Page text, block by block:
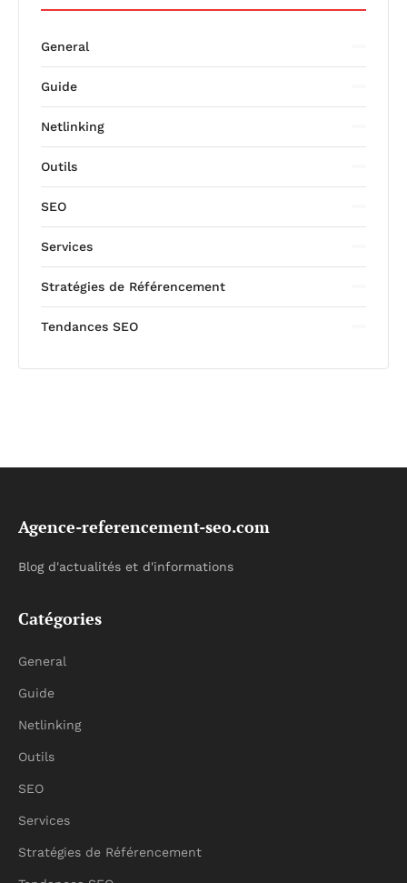
General
Guide
Netlinking
Outils
SEO
Services
Stratégies de Référencement
Tendances SEO
Agence-referencement-seo.com
Blog d'actualités et d'informations
Catégories
General
Guide
Netlinking
Outils
SEO
Services
Stratégies de Référencement